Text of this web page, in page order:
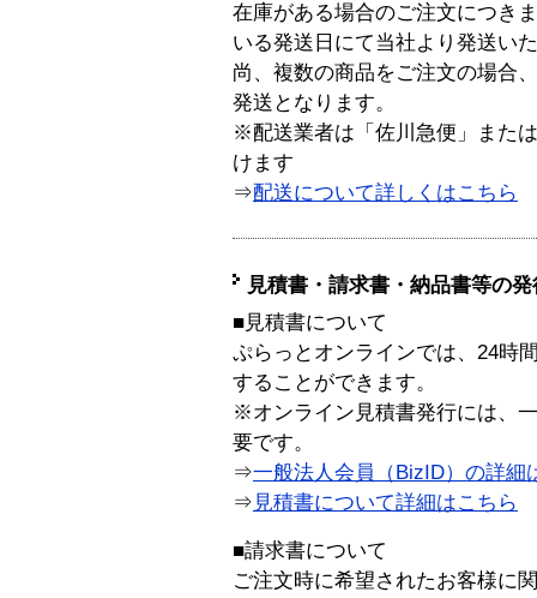
在庫がある場合のご注文につき
いる発送日にて当社より発送い
尚、複数の商品をご注文の場合
発送となります。
※配送業者は「佐川急便」また
けます
⇒配送について詳しくはこちら
見積書・請求書・納品書等の
■見積書について
ぷらっとオンラインでは、24時
することができます。
※オンライン見積書発行には、
要です。
⇒一般法人会員（BizID）の詳細
⇒ 見積書について詳細はこちら
■請求書について
ご注文時に希望されたお客様に